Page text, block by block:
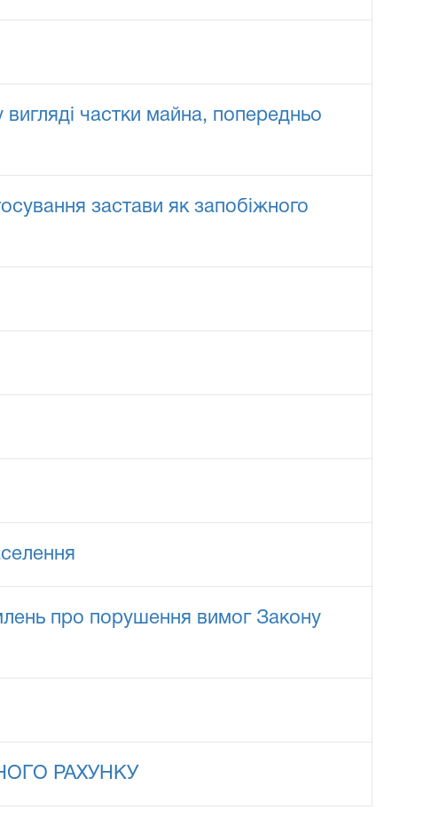
вигляді частки майна, попередньо
застави як запобіжного
про порушення вимог Закону
РАХУНКУ